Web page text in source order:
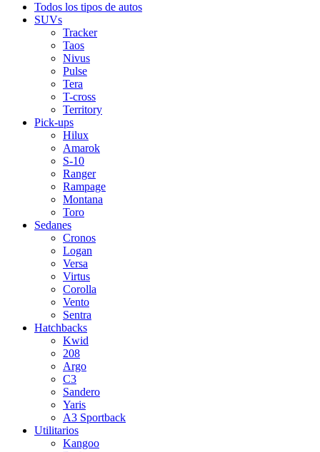
Todos los tipos de autos
SUVs
Tracker
Taos
Nivus
Pulse
Tera
T-cross
Territory
Pick-ups
Hilux
Amarok
S-10
Ranger
Rampage
Montana
Toro
Sedanes
Cronos
Logan
Versa
Virtus
Corolla
Vento
Sentra
Hatchbacks
Kwid
208
Argo
C3
Sandero
Yaris
A3 Sportback
Utilitarios
Kangoo